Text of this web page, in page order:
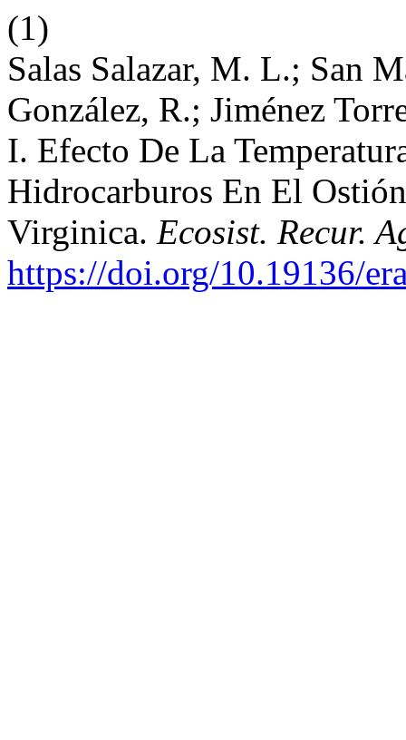
(1)
Salas Salazar, M. L.; San
González, R.; Jiménez
I. Efecto De La
Hidrocarburos En El
Virginica. Ecosist. Recur.
https://doi.org/10.19136/